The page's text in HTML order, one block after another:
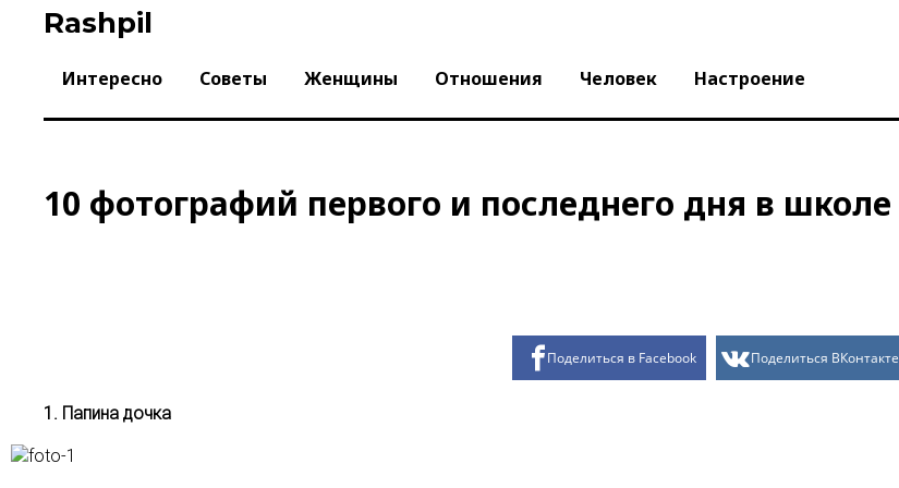
Rashpil
Интересно Советы Женщины Отношения Человек Настроение
10 фотографий первого и последнего дня в школе
Поделиться в Facebook Поделиться ВКонтакте
1. Папина дочка